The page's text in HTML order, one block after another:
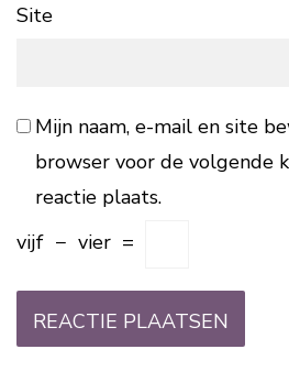
Site
Mijn naam, e-mail en site
browser voor de volgende
reactie plaats.
vijf − vier =